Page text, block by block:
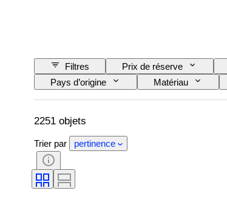
Filtres Prix de réserve
Pays d’origine
Matériau
Taille de l’article
Époque
2251 objets
Trier par pertinence